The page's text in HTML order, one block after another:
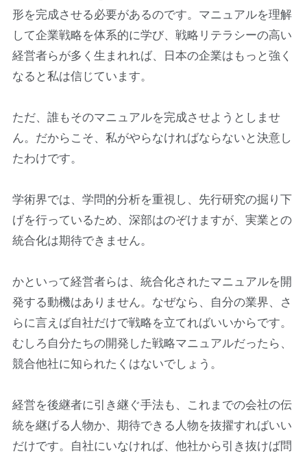
形を完成させる必要があるのです。マニュアルを理解
して企業戦略を体系的に学び、戦略リテラシーの高い
経営者らが多く生まれれば、日本の企業はもっと強く
なると私は信じています。
ただ、誰もそのマニュアルを完成させようとしませ
ん。だからこそ、私がやらなければならないと決意し
たわけです。
学術界では、学問的分析を重視し、先行研究の掘り下
げを行っているため、深部はのぞけますが、実業との
統合化は期待できません。
かといって経営者らは、統合化されたマニュアルを開
発する動機はありません。なぜなら、自分の業界、さ
らに言えば自社だけで戦略を立てればいいからです。
むしろ自分たちの開発した戦略マニュアルだったら、
競合他社に知られたくはないでしょう。
経営を後継者に引き継ぐ手法も、これまでの会社の伝
統を継げる人物か、期待できる人物を抜擢すればいい
だけです。自社にいなければ、他社から引き抜けば問